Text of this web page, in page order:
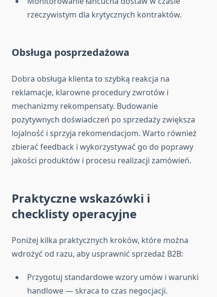
rzeczywistym dla krytycznych kontraktów.
Obsługa posprzedażowa
Dobra obsługa klienta to szybką reakcja na
reklamacje, klarowne procedury zwrotów i
mechanizmy rekompensaty. Budowanie
pozytywnych doświadczeń po sprzedaży zwiększa
lojalność i sprzyja rekomendacjom. Warto również
zbierać feedback i wykorzystywać go do poprawy
jakości produktów i procesu realizacji zamówień.
Praktyczne wskazówki i
checklisty operacyjne
Poniżej kilka praktycznych kroków, które można
wdrożyć od razu, aby usprawnić sprzedaż B2B:
Przygotuj standardowe wzory umów i warunki
handlowe — skraca to czas negocjacji.